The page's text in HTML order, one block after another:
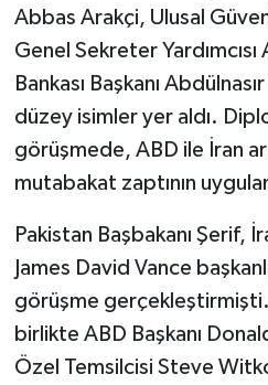
Abbas Arakçi, Ulusal
Genel Sekreter Yardımcısı
Bankası Başkanı
düzey isimler yer aldı.
görüşmede, ABD ile İran
mutabakat zaptının
Pakistan Başbakanı Şerif,
James David Vance
görüşme gerçekleştirmişti.
birlikte ABD Başkanı
Özel Temsilcisi Steve